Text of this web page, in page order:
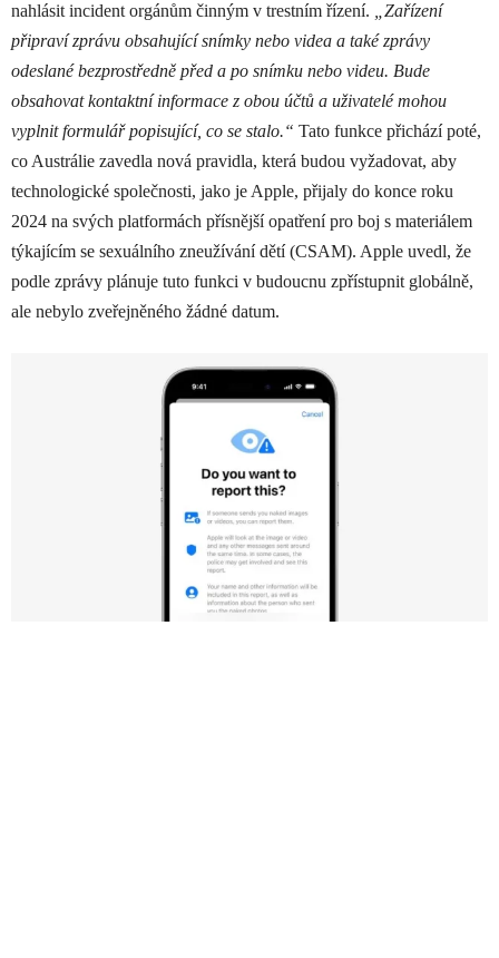
nahlásit incident orgánům činným v trestním řízení. „Zařízení
připraví zprávu obsahující snímky nebo videa a také zprávy
odeslané bezprostředně před a po snímku nebo videu. Bude
obsahovat kontaktní informace z obou účtů a uživatelé mohou
vyplnit formulář popisující, co se stalo.“ Tato funkce přichází poté,
co Austrálie zavedla nová pravidla, která budou vyžadovat, aby
technologické společnosti, jako je Apple, přijaly do konce roku
2024 na svých platformách přísnější opatření pro boj s materiálem
týkajícím se sexuálního zneužívání dětí (CSAM). Apple uvedl, že
podle zprávy plánuje tuto funkci v budoucnu zpřístupnit globálně,
ale nebylo zveřejněného žádné datum.